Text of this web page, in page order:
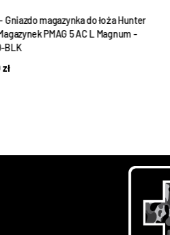
Gniazdo magazynka do łoża Hunter
PMAG 5 AC L Magnum -
BLK
zł